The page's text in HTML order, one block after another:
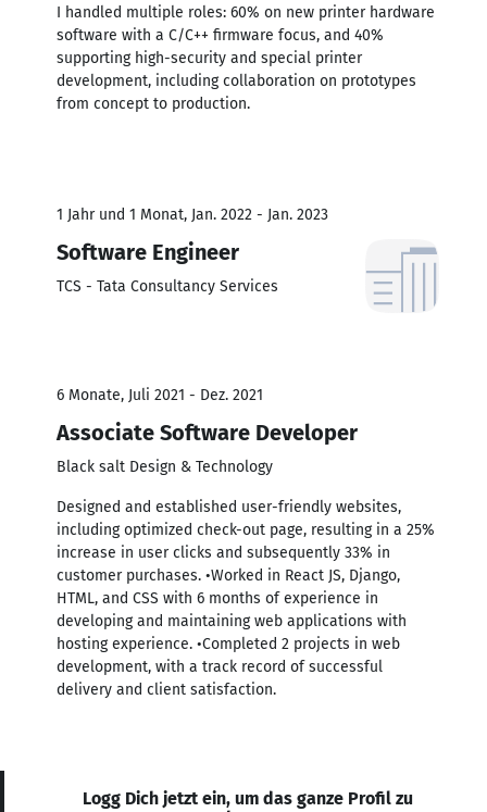
I handled multiple roles: 60% on new printer hardware
software with a C/C++ firmware focus, and 40%
supporting high-security and special printer
development, including collaboration on prototypes
from concept to production.
1 Jahr und 1 Monat, Jan. 2022 - Jan. 2023
Software Engineer
TCS - Tata Consultancy Services
6 Monate, Juli 2021 - Dez. 2021
Associate Software Developer
Black salt Design & Technology
Designed and established user-friendly websites,
including optimized check-out page, resulting in a 25%
increase in user clicks and subsequently 33% in
customer purchases. •Worked in React JS, Django,
HTML, and CSS with 6 months of experience in
developing and maintaining web applications with
hosting experience. •Completed 2 projects in web
development, with a track record of successful
delivery and client satisfaction.
Logg Dich jetzt ein, um das ganze Profil zu